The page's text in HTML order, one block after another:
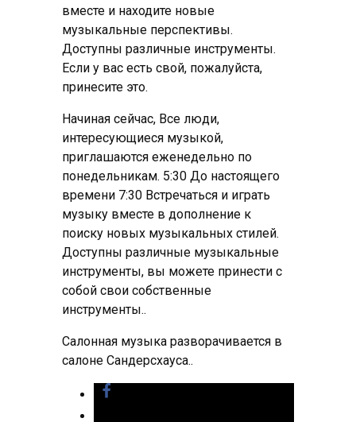
вместе и находите новые
музыкальные перспективы.
Доступны различные инструменты.
Если у вас есть свой, пожалуйста,
принесите это.
Начиная сейчас, Все люди,
интересующиеся музыкой,
приглашаются еженедельно по
понедельникам. 5:30 До настоящего
времени 7:30 Встречаться и играть
музыку вместе в дополнение к
поиску новых музыкальных стилей.
Доступны различные музыкальные
инструменты, вы можете принести с
собой свои собственные
инструменты..
Салонная музыка разворачивается в
салоне Сандерсхауса..